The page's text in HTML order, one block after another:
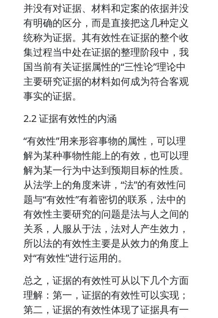
并没有对证据、材料和定案的依据并没
有明确的区分，而是直接把这几种定义
统称为证据。其有效性在证据的整个收
集过程当中处在证据的整理阶段中，我
国当前有关证据属性的“三性论”理论中
主要研究证据的材料如何成为符合客观
事实的证据。
2.2 证据有效性的内涵
“有效性”用来形容事物的属性，可以理
解为某种事物性能上的有效，也可以理
解为某一行为中达到预期目标的性质。
从法学上的角度来讲，“法”的有效性问
题与“有效性”有着密切的联系，法中的
有效性主要研究的问题是法与人之间的
关系，人服从于法，法对人产生效力，
所以法的有效性主要是从效力的角度上
对“有效性”进行运用的。
总之，证据的有效性可从以下几个方面
理解：第一，证据的有效性可以实现；
第二，证据的有效性体现了证据具有一